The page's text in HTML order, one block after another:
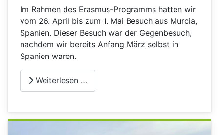
Im Rahmen des Erasmus-Programms hatten wir
vom 26. April bis zum 1. Mai Besuch aus Murcia,
Spanien. Dieser Besuch war der Gegenbesuch,
nachdem wir bereits Anfang März selbst in
Spanien waren.
Weiterlesen …